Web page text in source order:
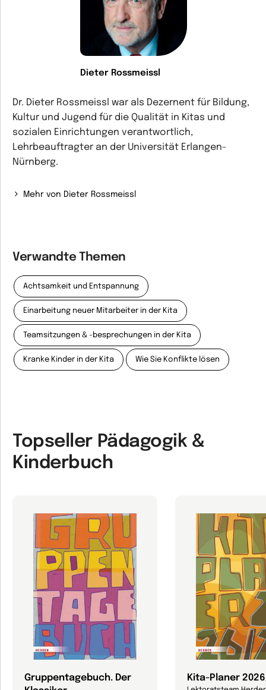
Dieter Rossmeissl
Dr. Dieter Rossmeissl war als Dezernent für Bildung,
Kultur und Jugend für die Qualität in Kitas und
sozialen Einrichtungen verantwortlich,
Lehrbeauftragter an der Universität Erlangen-
Nürnberg.
Mehr von Dieter Rossmeissl
Verwandte Themen
Achtsamkeit und Entspannung
Einarbeitung neuer Mitarbeiter in der Kita
Teamsitzungen & -besprechungen in der Kita
Kranke Kinder in der Kita Wie Sie Konflikte lösen
Topseller Pädagogik &
Kinderbuch
Gruppentagebuch. Der
Kita-Planer